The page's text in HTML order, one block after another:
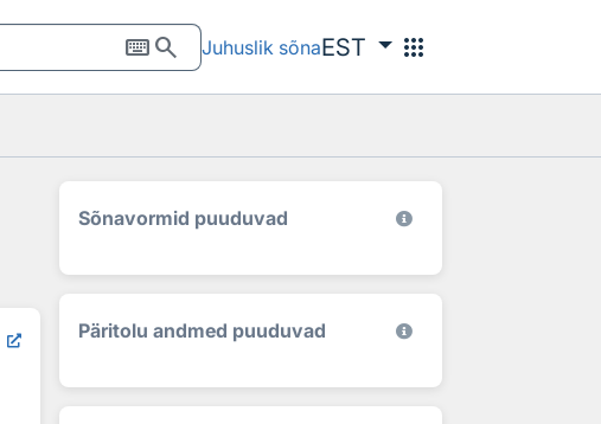
keyboardsearch Juhuslik sõnaEST apps
Sõnavormid puuduvad
Päritolu andmed puuduvad